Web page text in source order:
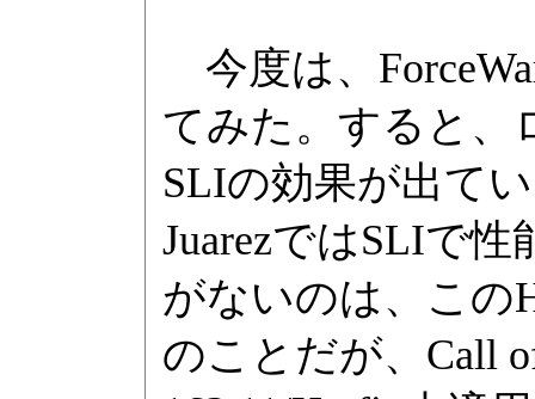
今度は、
てみた。すると、
SLIの効果が出て
JuarezではSLIで
がないのは、この
のことだが、Call